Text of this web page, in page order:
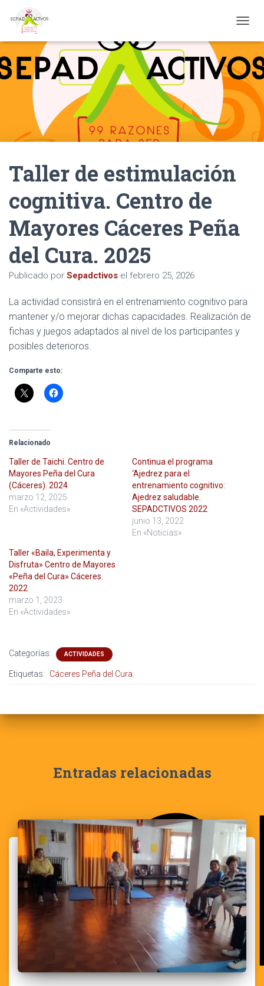
Taller de estimulación
cognitiva. Centro de
Mayores Cáceres Peña
del Cura. 2025
Publicado por Sepadctivos el febrero 25, 2026
La actividad consistirá en el entrenamiento cognitivo para
mantener y/o mejorar dichas capacidades. Realización de
fichas y juegos adaptados al nivel de los participantes y
posibles deterioros.
Comparte esto:
Relacionado
Taller de Taichi. Centro de
Mayores Peña del Cura
(Cáceres). 2024
marzo 12, 2025
En «Actividades»
Continua el programa
‘Ajedrez para el
entrenamiento cognitivo:
Ajedrez saludable.
SEPADCTIVOS 2022
junio 13, 2022
En «Noticias»
Taller «Baila, Experimenta y
Disfruta» Centro de Mayores
«Peña del Cura» Cáceres.
2022
marzo 1, 2023
En «Actividades»
Categorías: ACTIVIDADES
Etiquetas: Cáceres Peña del Cura.
Entradas relacionadas